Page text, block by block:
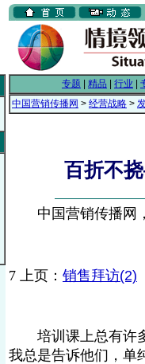
专题 精品 行业
中国营销传播网 > 经营战略 >
百折不
中国营销传播网
7 上页： 销售拜访(2)
培训课上总有许多
我总是告诉他们，